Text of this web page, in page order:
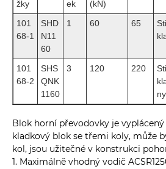
žky ek
(kN)
101
68-1
SHD
N11
60
1 60 65
101
68-2
SHS
QNK
1160
3 120 220
Blok horní převodovky je
kladkový blok se třemi koly, může
kol, jsou užitečné v konstrukci
1. Maximálně vhodný vodič